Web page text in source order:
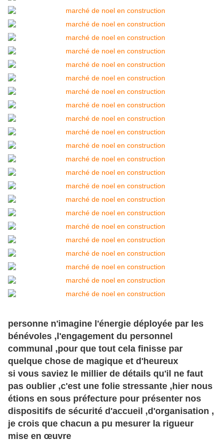
personne n'imagine l'énergie déployée par les
bénévoles ,l'engagement du personnel
communal ,pour que tout cela finisse par
quelque chose de magique et d'heureux
si vous saviez le millier de détails qu'il ne faut
pas oublier ,c'est une folie stressante ,hier nous
étions en sous préfecture pour présenter nos
dispositifs de sécurité d'accueil ,d'organisation ,
je crois que chacun a pu mesurer la rigueur
mise en œuvre